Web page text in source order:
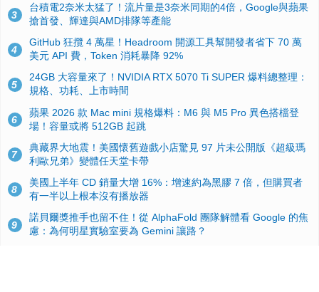
3
台積電2奈米太猛了！流片量是3奈米同期的4倍，Google與蘋果
搶首發、輝達與AMD排隊等產能
4
GitHub 狂攬 4 萬星！Headroom 開源工具幫開發者省下 70 萬
美元 API 費，Token 消耗暴降 92%
5
24GB 大容量來了！NVIDIA RTX 5070 Ti SUPER 爆料總整理：
規格、功耗、上市時間
6
蘋果 2026 款 Mac mini 規格爆料：M6 與 M5 Pro 異色搭檔登
場！容量或將 512GB 起跳
7
典藏界大地震！美國懷舊遊戲小店驚見 97 片未公開版《超級瑪
利歐兄弟》變體任天堂卡帶
8
美國上半年 CD 銷量大增 16%：增速約為黑膠 7 倍，但購買者
有一半以上根本沒有播放器
9
諾貝爾獎推手也留不住！從 AlphaFold 團隊解體看 Google 的焦
慮：為何明星實驗室要為 Gemini 讓路？